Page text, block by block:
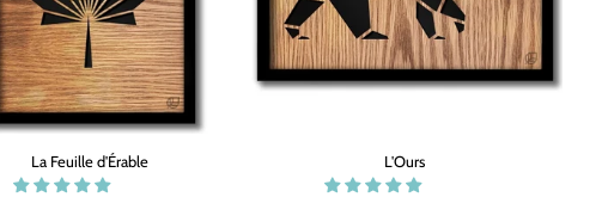
La Feuille d'Érable L'Ours